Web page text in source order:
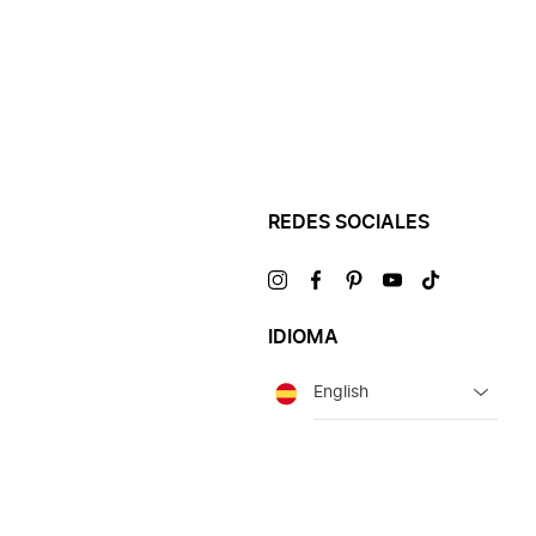
REDES SOCIALES
VisítanosVisítanosVisítanosVisítanosVisítanos
IDIOMA
Idioma